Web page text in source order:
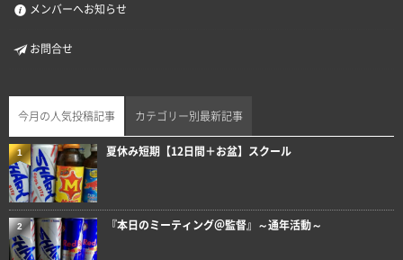
メンバーへお知らせ
お問合せ
今月の人気投稿記事 カテゴリー別最新記事
夏休み短期【12日間＋お盆】スクール
1
『本日のミーティング＠監督』～通年活動～
2